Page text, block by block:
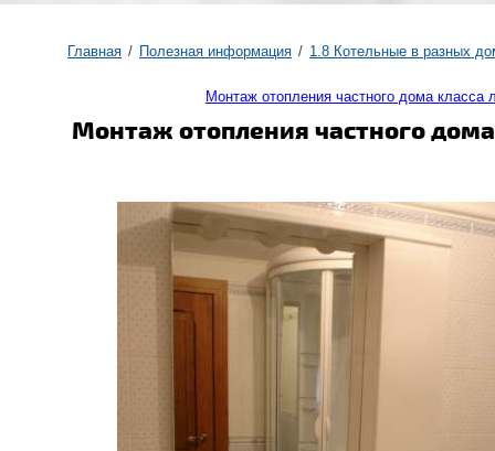
Главная Полезная информация 1.8 Котельные в разных
Монтаж отопления частного дома
Монтаж отопления частного